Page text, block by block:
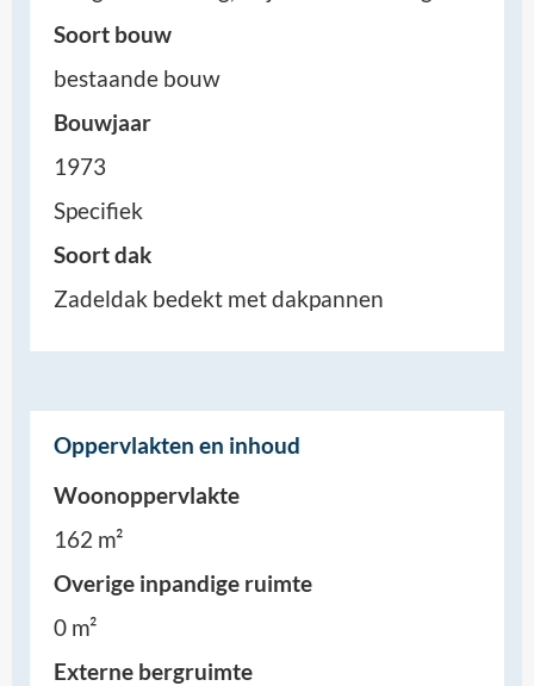
Soort bouw
bestaande bouw
Bouwjaar
1973
Specifiek
Soort dak
Zadeldak bedekt met dakpannen
Oppervlakten en inhoud
Woonoppervlakte
162 m²
Overige inpandige ruimte
0 m²
Externe bergruimte